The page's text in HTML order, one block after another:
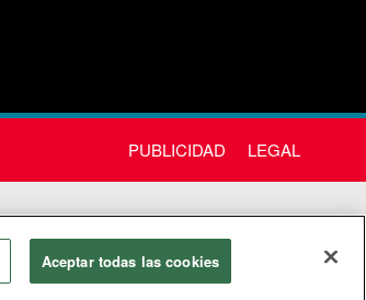
PUBLICIDAD LEGAL
Aceptar todas las cookies